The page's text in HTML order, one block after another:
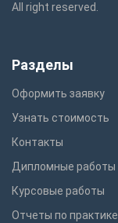
All right reserved.
Разделы
Оформить заявку
Узнать стоимость
Контакты
Дипломные работы
Курсовые работы
Отчеты по практике